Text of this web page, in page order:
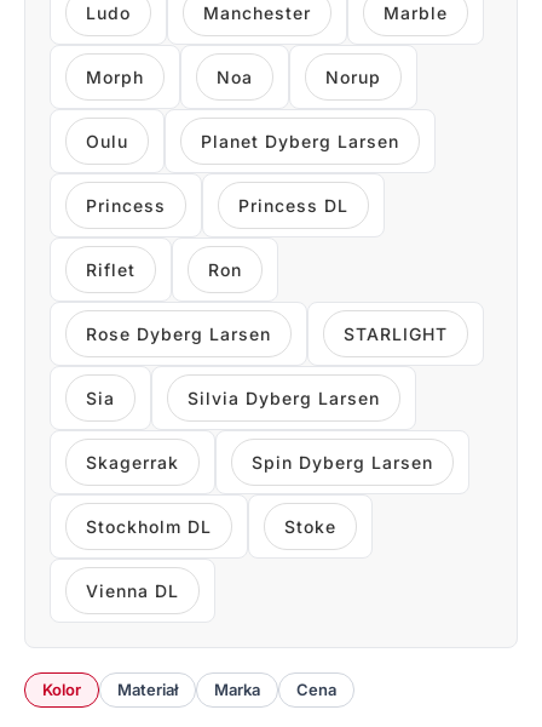
Ludo Manchester Marble
Morph Noa Norup
Oulu Planet Dyberg Larsen
Princess Princess DL
Riflet Ron
Rose Dyberg Larsen STARLIGHT
Sia Silvia Dyberg Larsen
Skagerrak Spin Dyberg Larsen
Stockholm DL Stoke
Vienna DL
Kolor Materiał Marka Cena